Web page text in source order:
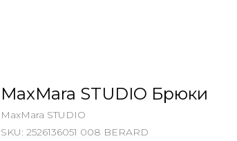
MaxMara STUDIO Брюки
MaxMara STUDIO
SKU: 2526136051 008 BERARD